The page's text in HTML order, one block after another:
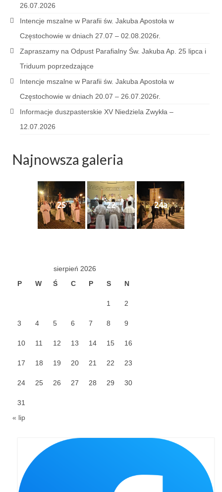
Sakrament kapłaństwa
Sakrament namaszczenia chorych
Galerie 2026
Niedziela Palmowa 29.03.2026
Wielki Piątek 03.04.2026
Godzina Miłosierdzia 12.04.2026
Galerie 2025
26.06.2025
26.07.2026
Intencje mszalne w Parafii św. Jakuba Apostoła w
Częstochowie w dniach 27.07 – 02.08.2026r.
Zapraszamy na Odpust Parafialny Św. Jakuba Ap. 25 lipca i
Triduum poprzedzające
Intencje mszalne w Parafii św. Jakuba Apostoła w
Częstochowie w dniach 20.07 – 26.07.2026r.
Informacje duszpasterskie XV Niedziela Zwykła –
12.07.2026
Najnowsza galeria
25 22 24a
sierpień 2026
P
W Ś C P S N
1 2
3 4 5 6 7 8 9
10 11 12 13 14 15 16
17 18 19 20 21 22 23
24 25 26 27 28 29 30
31
« lip